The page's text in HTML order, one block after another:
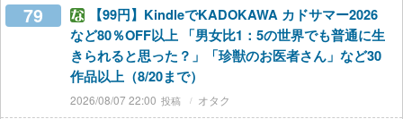
79
【99円】KindleでKADOKAWA カドサマー2026
など80％OFF以上 「男女比1：5の世界でも普通に生
きられると思った？」「珍獣のお医者さん」など30
作品以上（8/20まで）
2026/08/07 22:00 オタク